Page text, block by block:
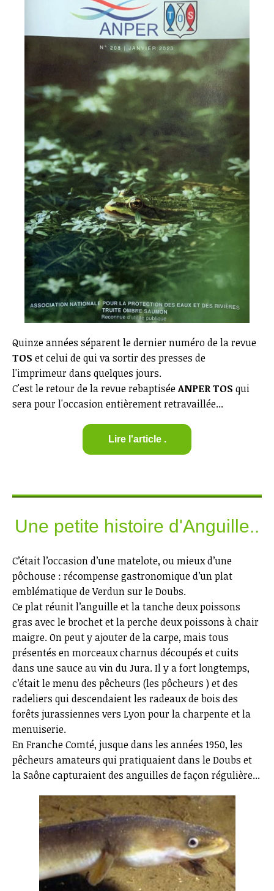
Quinze années séparent le dernier numéro de la revue
TOS et celui de qui va sortir des presses de
l'imprimeur dans quelques jours.
C'est le retour de la revue rebaptiséeANPER TOS qui
sera pour l'occasion entièrement retravaillée...
Lire l'article .
Une petite histoire d'Anguille..
C’était l’occasion d’une matelote, ou mieux d’une
pôchouse : récompense gastronomique d’un plat
emblématique de Verdun sur le Doubs.
Ce plat réunit l’anguille et la tanche deux poissons
gras avec le brochet et la perche deux poissons à chair
maigre. On peut y ajouter de la carpe, mais tous
présentés en morceaux charnus découpés et cuits
dans une sauce au vin du Jura. Il y a fort longtemps,
c’était le menu des pêcheurs (les pôcheurs ) et des
radeliers qui descendaient les radeaux de bois des
forêts jurassiennes vers Lyon pour la charpente et la
menuiserie.
En Franche Comté, jusque dans les années 1950, les
pêcheurs amateurs qui pratiquaient dans le Doubs et
la Saône capturaient des anguilles de façon régulière...